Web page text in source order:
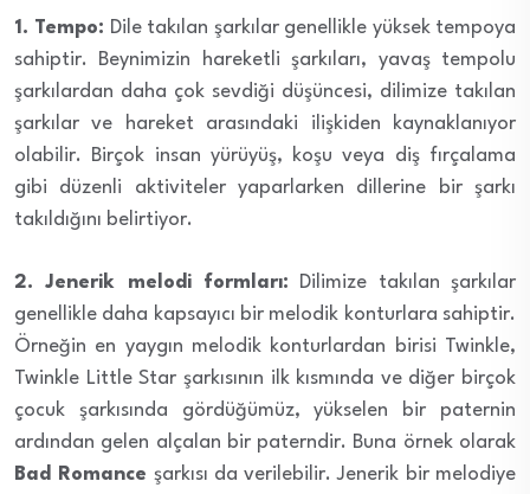
1. Tempo: Dile takılan şarkılar genellikle yüksek tempoya
sahiptir. Beynimizin hareketli şarkıları, yavaş tempolu
şarkılardan daha çok sevdiği düşüncesi, dilimize takılan
şarkılar ve hareket arasındaki ilişkiden kaynaklanıyor
olabilir. Birçok insan yürüyüş, koşu veya diş fırçalama
gibi düzenli aktiviteler yaparlarken dillerine bir şarkı
takıldığını belirtiyor.
2. Jenerik melodi formları: Dilimize takılan şarkılar
genellikle daha kapsayıcı bir melodik konturlara sahiptir.
Örneğin en yaygın melodik konturlardan birisi Twinkle,
Twinkle Little Star şarkısının ilk kısmında ve diğer birçok
çocuk şarkısında gördüğümüz, yükselen bir paternin
ardından gelen alçalan bir paterndir. Buna örnek olarak
Bad Romance şarkısı da verilebilir. Jenerik bir melodiye